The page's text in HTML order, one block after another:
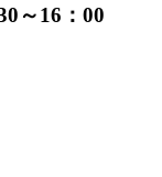
～16：00